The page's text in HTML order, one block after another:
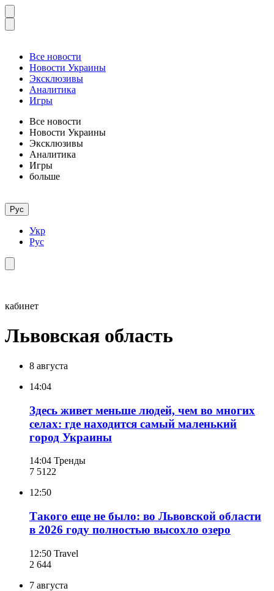
Все новости
Новости Украины
Эксклюзивы
Аналитика
Игры
Все новости
Новости Украины
Эксклюзивы
Аналитика
Игры
больше
Рус
Укр
Рус
кабинет
Львовская область
8 августа
14:04
Здесь живет меньше людей, чем во многих
селах: где находится самый маленький
город Украины
14:04 Тренды
7 5122
12:50
Такого еще не было: во Львовской области
в 2026 году полностью высохло озеро
12:50 Travel
2 644
7 августа